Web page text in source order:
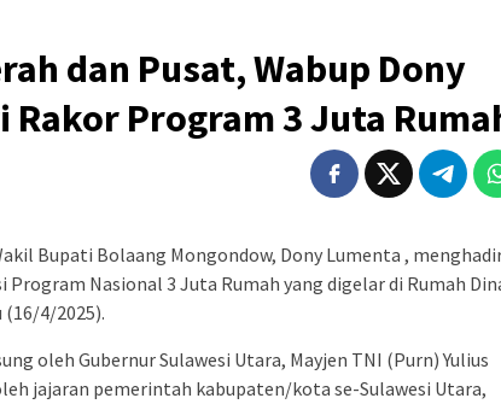
dan Pusat, Wabup Dony
Program 3 Juta
Bupati Bolaang Mongondow, Dony Lumenta ,
Nasional 3 Juta Rumah yang digelar di Rumah
(16/4/2025).
oleh Gubernur Sulawesi Utara, Mayjen TNI (Purn) Yulius
jajaran pemerintah kabupaten/kota se-Sulawesi Utara,